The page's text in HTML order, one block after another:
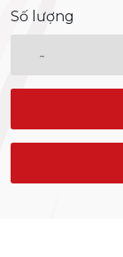
Số lượng
-